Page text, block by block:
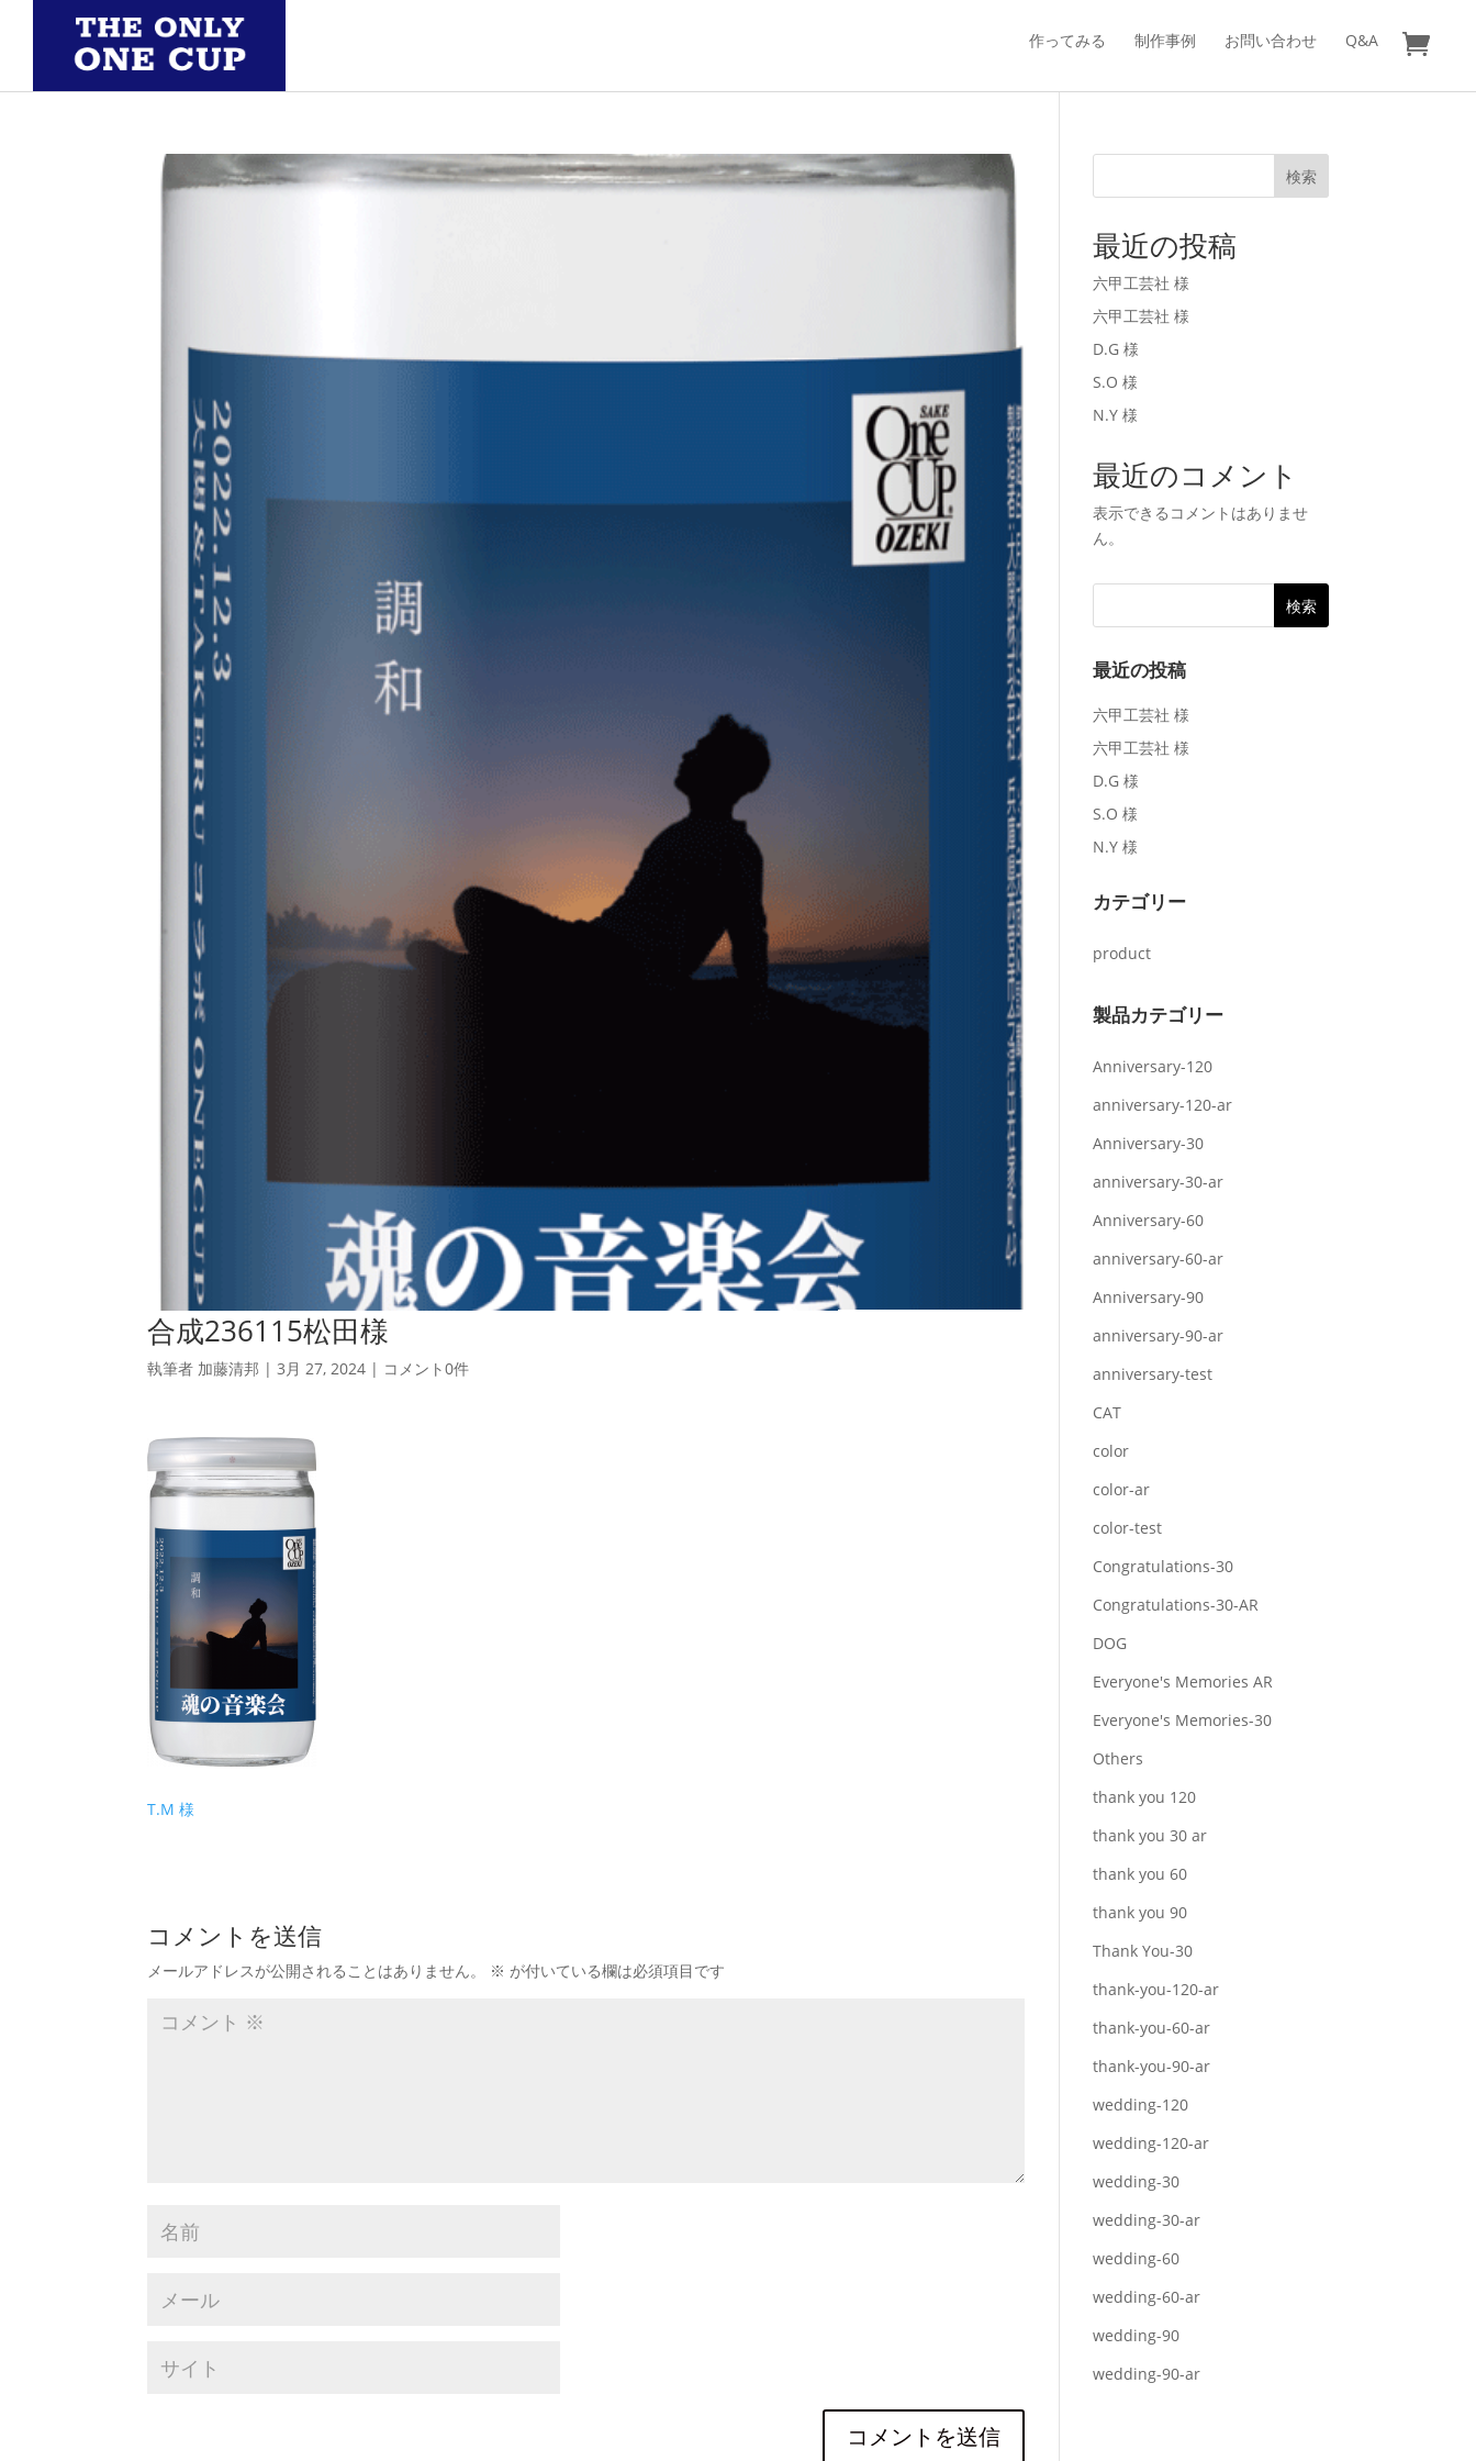
作ってみる 制作事例 お問い合わせ Q&A
合成236115松田様
執筆者 加藤清邦 |3月 27, 2024 | コメント0件
T.M 様
コメントを送信
メールアドレスが公開されることはありません。 ※ が付いている欄は必須項目です
検索
最近の投稿
六甲工芸社 様
六甲工芸社 様
D.G 様
S.O 様
N.Y 様
最近のコメント
表示できるコメントはありませ
ん。
最近の投稿
六甲工芸社 様
六甲工芸社 様
D.G 様
S.O 様
N.Y 様
カテゴリー
product
製品カテゴリー
Anniversary-120
anniversary-120-ar
Anniversary-30
anniversary-30-ar
Anniversary-60
anniversary-60-ar
Anniversary-90
anniversary-90-ar
anniversary-test
CAT
color
color-ar
color-test
Congratulations-30
Congratulations-30-AR
DOG
Everyone's Memories AR
Everyone's Memories-30
Others
thank you 120
thank you 30 ar
thank you 60
thank you 90
Thank You-30
thank-you-120-ar
thank-you-60-ar
thank-you-90-ar
wedding-120
wedding-120-ar
wedding-30
wedding-30-ar
wedding-60
wedding-60-ar
wedding-90
wedding-90-ar